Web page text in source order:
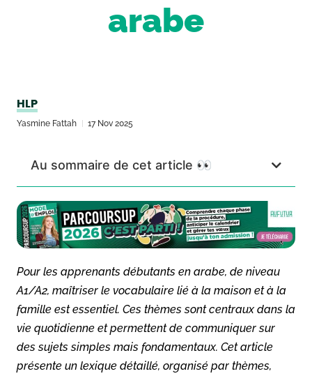
arabe
HLP
Yasmine Fattah 17 Nov 2025
Au sommaire de cet article 👀
Pour les apprenants débutants en arabe, de niveau
A1/A2, maîtriser le vocabulaire lié à la maison et à la
famille est essentiel. Ces thèmes sont centraux dans la
vie quotidienne et permettent de communiquer sur
des sujets simples mais fondamentaux. Cet article
présente un lexique détaillé, organisé par thèmes,